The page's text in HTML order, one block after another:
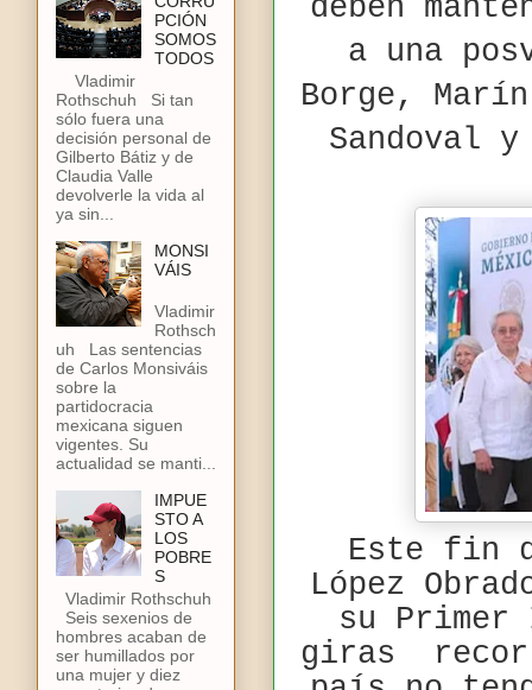
deben
a una
Borge,
Sandoval
Este fin
López
su Primer
giras
PCIÓN
SOMOS
TODOS
Vladimir
Rothschuh Si tan
sólo fuera una
decisión personal de
Gilberto Bátiz y de
Claudia Valle
devolverle la vida al
ya sin...
MONSI
VÁIS
Vladimir
Rothsch
uh Las sentencias
de Carlos Monsiváis
sobre la
partidocracia
mexicana siguen
vigentes. Su
actualidad se manti...
IMPUE
STO A
LOS
POBRE
S
Vladimir Rothschuh
Seis sexenios de
hombres acaban de
ser humillados por
una mujer y diez